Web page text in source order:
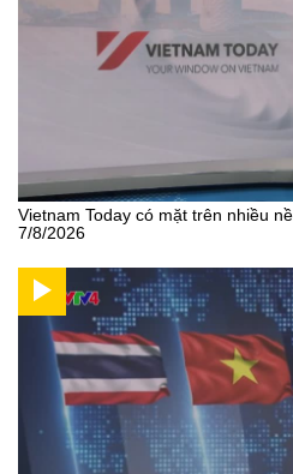
Vietnam Today có mặt trên nhiều
7/8/2026